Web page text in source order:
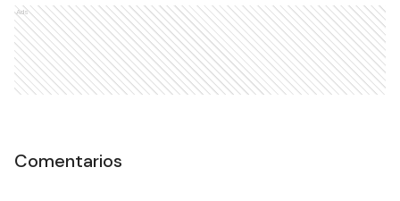
Ads
Comentarios